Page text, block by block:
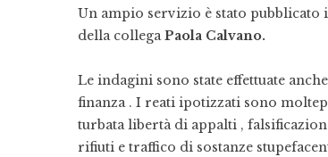
Un ampio servizio è stato pubblicato
della collegaPaola Calvano.
Le indagini sono state effettuate
finanza . I reati ipotizzati sono
turbata libertà di appalti ,
rifiuti e traffico di sostanze